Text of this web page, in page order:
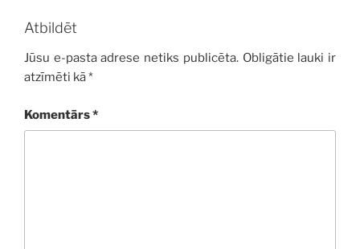
Atbildēt
Jūsu e-pasta adrese netiks publicēta. Obligātie lauki ir
atzīmēti kā*
Komentārs*